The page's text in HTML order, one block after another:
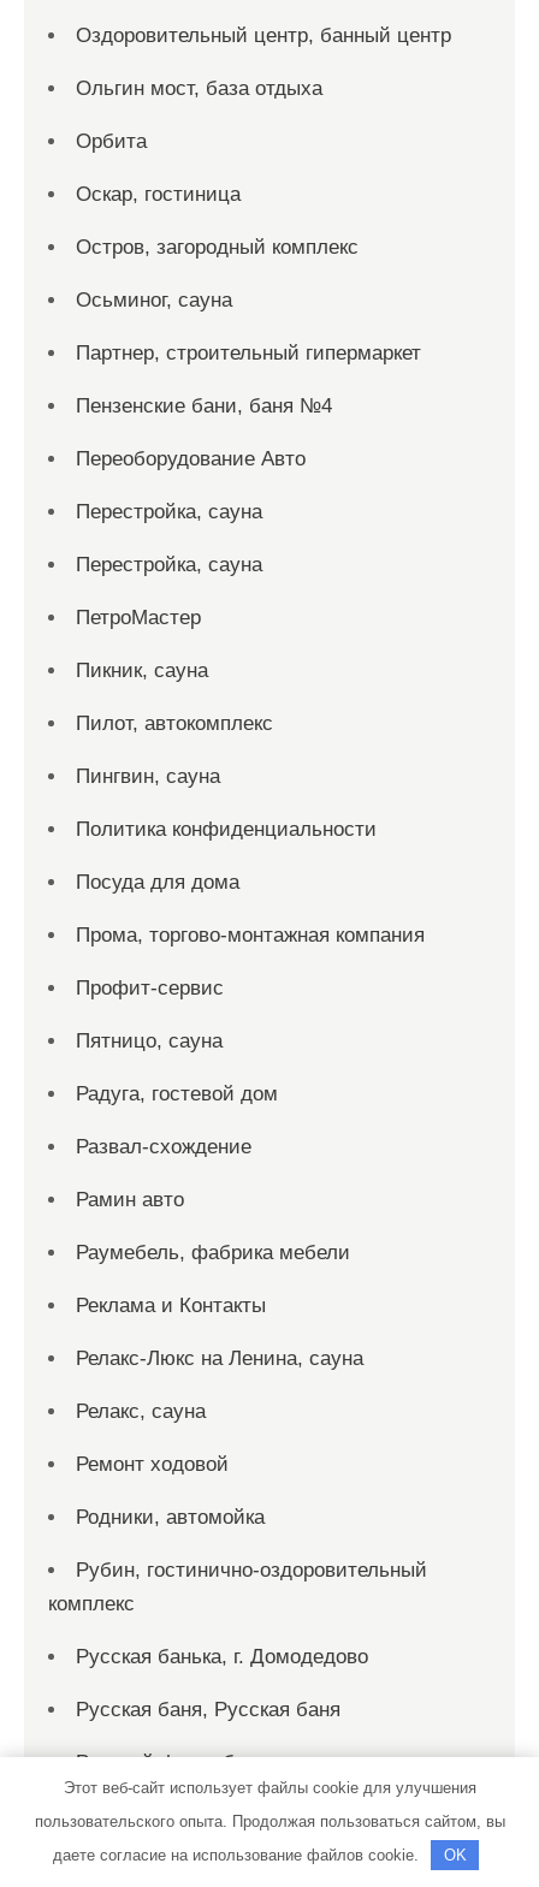
Оздоровительный центр, банный центр
Ольгин мост, база отдыха
Орбита
Оскар, гостиница
Остров, загородный комплекс
Осьминог, сауна
Партнер, строительный гипермаркет
Пензенские бани, баня №4
Переоборудование Авто
Перестройка, сауна
Перестройка, сауна
ПетроМастер
Пикник, сауна
Пилот, автокомплекс
Пингвин, сауна
Политика конфиденциальности
Посуда для дома
Прома, торгово-монтажная компания
Профит-сервис
Пятницо, сауна
Радуга, гостевой дом
Развал-схождение
Рамин авто
Раумебель, фабрика мебели
Реклама и Контакты
Релакс-Люкс на Ленина, сауна
Релакс, сауна
Ремонт ходовой
Родники, автомойка
Рубин, гостинично-оздоровительный
комплекс
Русская банька, г. Домодедово
Русская баня, Русская баня
Русский финн, баня-сауна
Рыбка, сауна
Рэн, сервисный автокомплекс
Этот веб-сайт использует файлы cookie для улучшения
пользовательского опыта. Продолжая пользоваться сайтом, вы
даете согласие на использование файлов cookie.
OK